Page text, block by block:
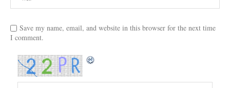
Save my name, email, and website in this browser for the next time
I comment.